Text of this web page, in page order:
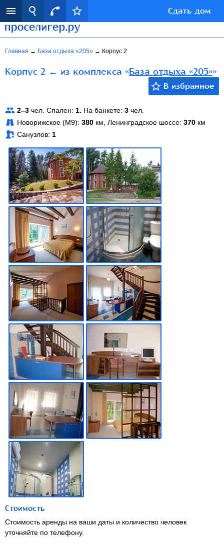
Сдать дом
Главная → База отдыха «205» → Корпус 2
Корпус 2 ← из комплекса «База отдыха «205»»
2–3 чел. Спален: 1. На банкете: 3 чел.
Новорижское (М9): 380 км, Ленинградское шоссе: 370 км
Санузлов: 1
Стоимость
Стоимость аренды на ваши даты и количество человек
уточняйте по телефону.